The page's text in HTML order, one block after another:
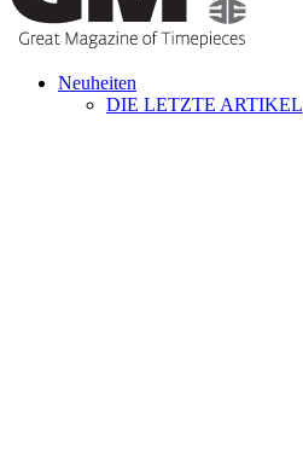
Neuheiten
DIE LETZTE ARTIKEL